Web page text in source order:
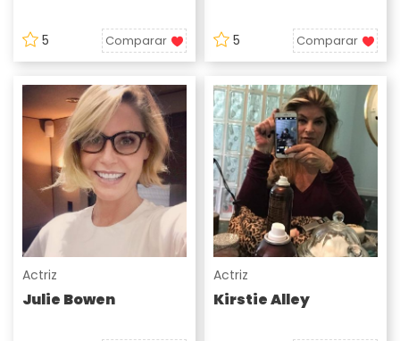
5 Comparar 5 Comparar
Actriz
Julie Bowen
Actriz
Kirstie Alley